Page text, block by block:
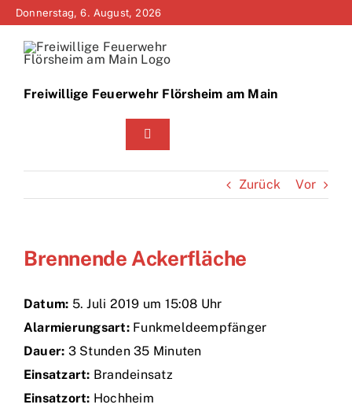
Zum
springen
Donnerstag, 6. August, 2026
Freiwillige Feuerwehr Flörsheim am Main
Toggle
Home
Bürgerinfo
Über uns
Technik
Zurück Vor
Brennende Ackerfläche
Datum: 5. Juli 2019 um 15:08 Uhr
Alarmierungsart:Funkmeldeempfänger
Dauer: 3 Stunden 35 Minuten
Einsatzart: Brandeinsatz
Einsatzort: Hochheim